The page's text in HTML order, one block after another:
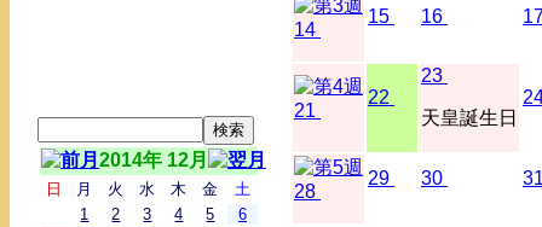
2014年 12月
日 月 火 水 木 金
土
1
2 3 4 5
6
14
15 16
21
22
23
天皇誕生日
28
29 30